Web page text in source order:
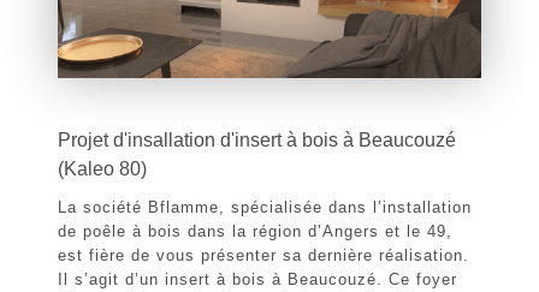
Projet d'insallation d'insert à bois à Beaucouzé
(Kaleo 80)
La société Bflamme, spécialisée dans l’installation
de poêle à bois dans la région d’Angers et le 49,
est fière de vous présenter sa dernière réalisation.
Il s’agit d’un insert à bois à Beaucouzé . Ce foyer